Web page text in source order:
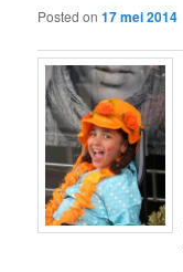
Posted on17 mei 2014